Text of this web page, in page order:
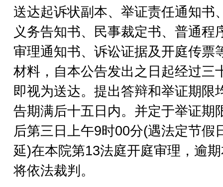
送达起诉状副本、举证责任通知书
义务告知书、民事裁定书、普通程
审理通知书、诉讼证据及开庭传票
材料，自本公告发出之日起经过三
即视为送达。提出答辩和举证期限
告期满后十五日内。并定于举证期
后第三日上午9时00分(遇法定节假
延)在本院第13法庭开庭审理，逾
将依法裁判。